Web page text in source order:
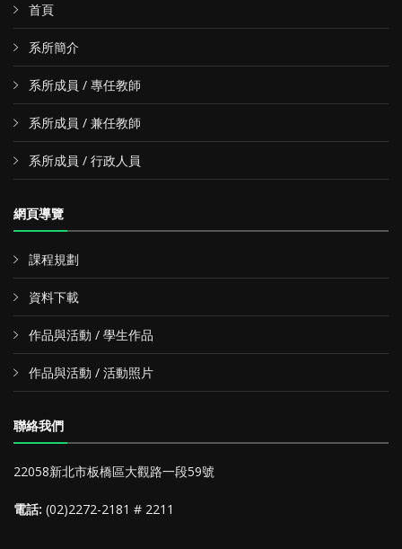
首頁
系所簡介
系所成員 / 專任教師
系所成員 / 兼任教師
系所成員 / 行政人員
網頁導覽
課程規劃
資料下載
作品與活動 / 學生作品
作品與活動 / 活動照片
聯絡我們
22058新北市板橋區大觀路一段59號
電話: (02)2272-2181 # 2211